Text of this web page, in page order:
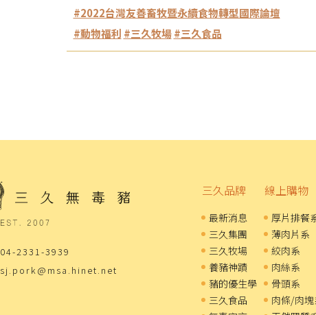
#2022台灣友善畜牧暨永續食物轉型國際論壇
#動物福利 #三久牧場 #三久食品
04-2331-3939
sj.pork@msa.hinet.net
三久品牌
最新消息
三久集團
三久牧場
養豬神蹟
豬的優生學
三久食品
線上購物
厚片排餐
薄肉片系
絞肉系
肉絲系
骨頭系
肉條/肉塊